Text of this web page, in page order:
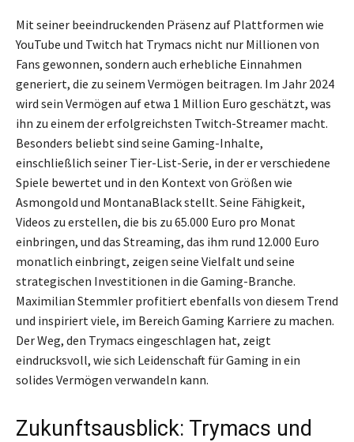
Mit seiner beeindruckenden Präsenz auf Plattformen wie
YouTube und Twitch hat Trymacs nicht nur Millionen von
Fans gewonnen, sondern auch erhebliche Einnahmen
generiert, die zu seinem Vermögen beitragen. Im Jahr 2024
wird sein Vermögen auf etwa 1 Million Euro geschätzt, was
ihn zu einem der erfolgreichsten Twitch-Streamer macht.
Besonders beliebt sind seine Gaming-Inhalte,
einschließlich seiner Tier-List-Serie, in der er verschiedene
Spiele bewertet und in den Kontext von Größen wie
Asmongold und MontanaBlack stellt. Seine Fähigkeit,
Videos zu erstellen, die bis zu 65.000 Euro pro Monat
einbringen, und das Streaming, das ihm rund 12.000 Euro
monatlich einbringt, zeigen seine Vielfalt und seine
strategischen Investitionen in die Gaming-Branche.
Maximilian Stemmler profitiert ebenfalls von diesem Trend
und inspiriert viele, im Bereich Gaming Karriere zu machen.
Der Weg, den Trymacs eingeschlagen hat, zeigt
eindrucksvoll, wie sich Leidenschaft für Gaming in ein
solides Vermögen verwandeln kann.
Zukunftsausblick: Trymacs und